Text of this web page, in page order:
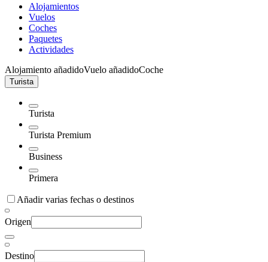
Alojamientos
Vuelos
Coches
Paquetes
Actividades
Alojamiento añadidoVuelo añadidoCoche
Turista
Turista
Turista Premium
Business
Primera
Añadir varias fechas o destinos
Origen
Destino